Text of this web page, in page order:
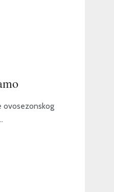
ovosezonskog